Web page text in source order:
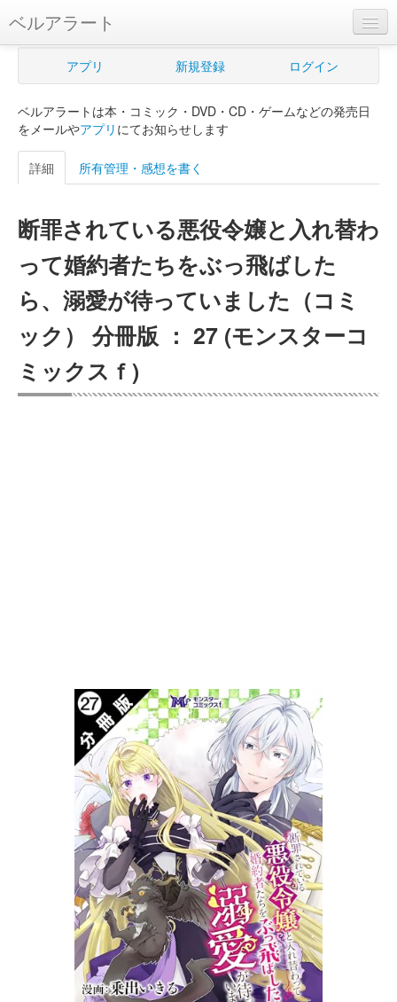
ベルアラート
ベルアラートとは
新規登録
ログイン
購入管理
Myシェルフ
プレミアム
アプリ 新規登録 ログイン
ベルアラートは本・コミック・DVD・CD・ゲームなどの発売日
をメールやアプリ にてお知らせします
詳細 所有管理・感想を書く
断罪されている悪役令嬢と入れ替わ
って婚約者たちをぶっ飛ばした
ら、溺愛が待っていました（コミ
ック） 分冊版 ： 27 (モンスターコ
ミックスｆ)